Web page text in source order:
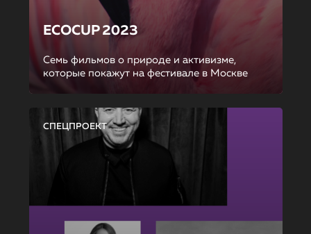
ECOCUP 2023
Семь фильмов о природе и активизме,
которые покажут на фестивале в Москве
СПЕЦПРОЕКТ